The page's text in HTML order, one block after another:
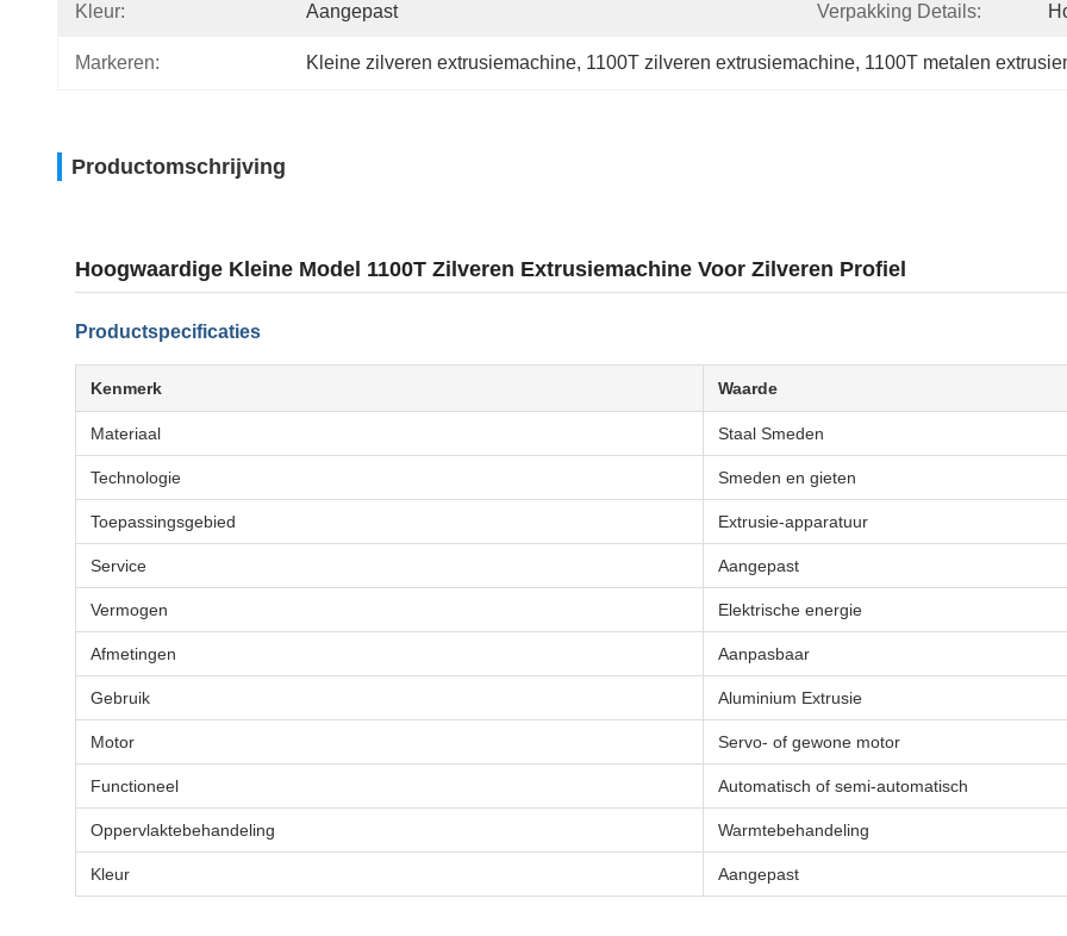
Kleur: Aangepast Verpakking Details:
Markeren: Kleine zilveren extrusiemachine, 1100T zilveren extrusiemachine, 1100T metalen
Productomschrijving
Hoogwaardige Kleine Model 1100T Zilveren Extrusiemachine Voor Zilveren Profiel
Productspecificaties
Kenmerk Waarde
Materiaal Staal Smeden
Technologie Smeden en gieten
Toepassingsgebied Extrusie-apparatuur
Service Aangepast
Vermogen Elektrische energie
Afmetingen Aanpasbaar
Gebruik Aluminium Extrusie
Motor Servo- of gewone motor
Functioneel Automatisch of semi-automatisch
Oppervlaktebehandeling Warmtebehandeling
Kleur Aangepast